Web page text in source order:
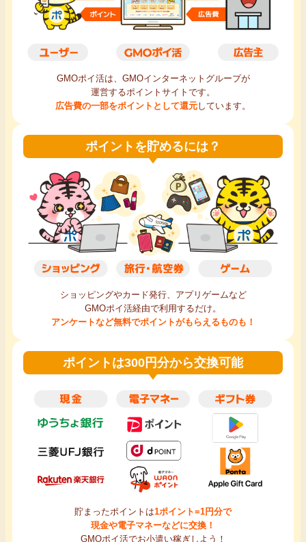
GMOポイ活は、GMOインターネットグループが
運営するポイントサイトです。
広告費の一部をポイントとして還元しています。
ポイントを貯めるには？
ショッピングやカード発行、アプリゲームなど
GMOポイ活経由で利用するだけ。
アンケートなど無料でポイントがもらえるものも！
ポイントは300円分から交換可能
貯まったポイントは1ポイント=1円分で
現金や電子マネーなどに交換！
GMOポイ活でお小遣い稼ぎしよう！